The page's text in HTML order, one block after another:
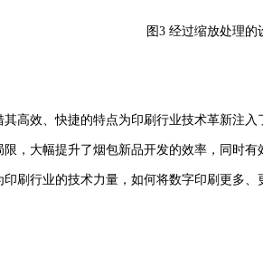
图3 经过缩放处理的
高效、快捷的特点为印刷行业技术革新注
，大幅提升了烟包新品开发的效率，同时
刷行业的技术力量，如何将数字印刷更多